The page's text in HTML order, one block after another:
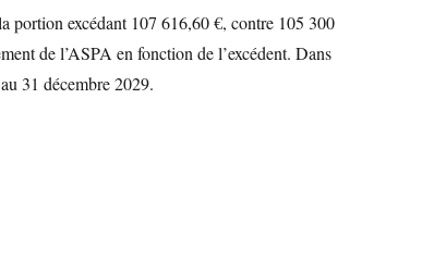
portion excédant 107 616,60 €, contre 105 300
de l’ASPA en fonction de l’excédent. Dans
31 décembre 2029.